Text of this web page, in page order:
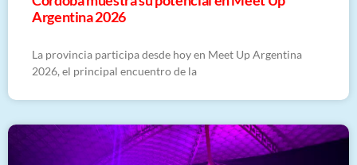
Argentina 2026
La provincia participa desde hoy en Meet Up Argentina
2026, el principal encuentro de la